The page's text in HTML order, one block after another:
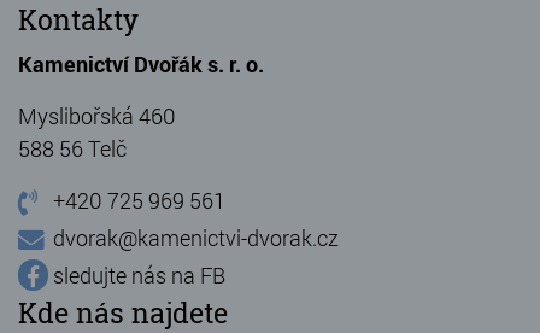
Kontakty
Kamenictví Dvořák s. r. o.
Myslibořská 460
588 56 Telč
+420 725 969 561
dvorak@kamenictvi-dvorak.cz
sledujte nás na FB
Kde nás najdete